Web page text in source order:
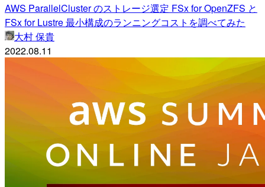
AWS ParallelCluster のストレージ選定 FSx for OpenZFS と
FSx for Lustre 最小構成のランニングコストを調べてみた
大村 保貴
2022.08.11